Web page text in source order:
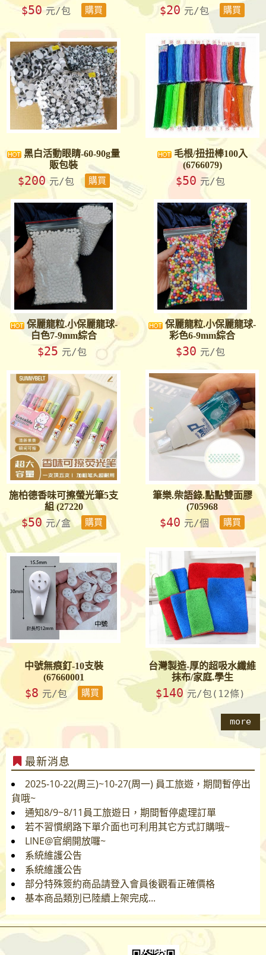
$50 元/包 購買 $20 元/包 購買
黑白活動眼睛-60-90g量
販包裝
$200 元/包 購買
毛根/扭扭棒100入
(6766079)
$50 元/包
保麗龍粒.小保麗龍球-
白色7-9mm綜合
$25 元/包
保麗龍粒.小保麗龍球-
彩色6-9mm綜合
$30 元/包
施柏德香味可擦螢光筆5支
組 (27220
$50 元/盒 購買
筆樂.柴語錄.點點雙面膠
(705968
$40 元/個 購買
中號無痕釘-10支裝
(67660001
$8 元/包 購買
台灣製造-厚的超吸水纖維
抹布/家庭.學生
$140 元/包(12條)
more
最新消息
2025-10-22(周三)~10-27(周一) 員工旅遊，期間暫停出
貨哦~
通知8/9~8/11員工旅遊日，期間暫停處理訂單
若不習慣網路下單介面也可利用其它方式訂購哦~
LINE@官網開放囉~
系統維護公告
系統維護公告
部分特殊簽約商品請登入會員後觀看正確價格
基本商品類別已陸續上架完成...